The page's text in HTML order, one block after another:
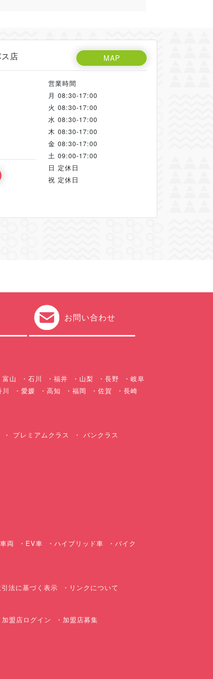
店 MAP
営業時間
月 08:30-17:00
火 08:30-17:00
水 08:30-17:00
木 08:30-17:00
金 08:30-17:00
土 09:00-17:00
日 定休日
祝 定休日
お問い合わせ
富山 石川 福井 山梨 長野
岐阜
川 愛媛 高知 福岡 佐賀
長崎
プレミアムクラス
バンクラス
両 EV車 ハイブリッド車
バイク
法に基づく表示 リンクについて
加盟店ログイン 加盟店募集